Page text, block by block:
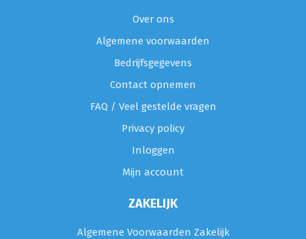
Over ons
Algemene voorwaarden
Bedrijfsgegevens
Contact opnemen
FAQ / Veel gestelde vragen
Privacy policy
Inloggen
Mijn account
ZAKELIJK
Algemene Voorwaarden Zakelijk